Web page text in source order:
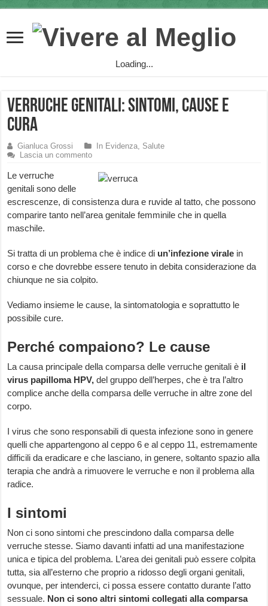
Loading...
Verruche Genitali: sintomi, cause e
cura
Gianluca Grossi In Evidenza, Salute
Lascia un commento
Le verruche
genitali sono delle
escrescenze, di consistenza dura e ruvide al tatto, che possono
comparire tanto nell’area genitale femminile che in quella
maschile.
Si tratta di un problema che è indice di un’infezione virale in
corso e che dovrebbe essere tenuto in debita considerazione da
chiunque ne sia colpito.
Vediamo insieme le cause, la sintomatologia e soprattutto le
possibile cure.
Perché compaiono? Le cause
La causa principale della comparsa delle verruche genitali è il
virus papilloma HPV, del gruppo dell’herpes, che è tra l’altro
complice anche della comparsa delle verruche in altre zone del
corpo.
I virus che sono responsabili di questa infezione sono in genere
quelli che appartengono al ceppo 6 e al ceppo 11, estremamente
difficili da eradicare e che lasciano, in genere, soltanto spazio alla
terapia che andrà a rimuovere le verruche e non il problema alla
radice.
I sintomi
Non ci sono sintomi che prescindono dalla comparsa delle
verruche stesse. Siamo davanti infatti ad una manifestazione
unica e tipica del problema. L’area dei genitali può essere colpita
tutta, sia all’esterno che proprio a ridosso degli organi genitali,
ovunque, per intenderci, ci possa essere contatto durante l’atto
sessuale. Non ci sono altri sintomi collegati alla comparsa